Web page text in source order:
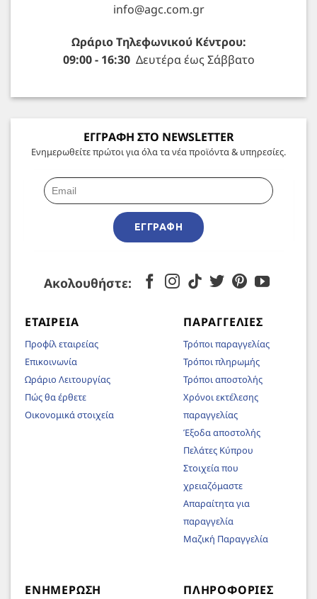
info@agc.com.gr
Ωράριο Τηλεφωνικού Κέντρου:
09:00 - 16:30Δευτέρα έως Σάββατο
ΕΓΓΡΑΦΗ ΣΤΟ NEWSLETTER
Ενημερωθείτε πρώτοι για όλα τα νέα προϊόντα & υπηρεσίες.
ΕΓΓΡΑΦΉ
Ακολουθήστε:
ΕΤΑΙΡΕΊΑ
Προφίλ εταιρείας
Επικοινωνία
Ωράριο Λειτουργίας
Πώς θα έρθετε
Οικονομικά στοιχεία
ΠΑΡΑΓΓΕΛΊΕΣ
Τρόποι παραγγελίας
Τρόποι πληρωμής
Τρόποι αποστολής
Χρόνοι εκτέλεσης
παραγγελίας
Έξοδα αποστολής
Πελάτες Κύπρου
Στοιχεία που
χρειαζόμαστε
Απαραίτητα για
παραγγελία
Μαζική Παραγγελία
ΕΝΗΜΈΡΩΣΗ ΠΛΗΡΟΦΟΡΊΕΣ